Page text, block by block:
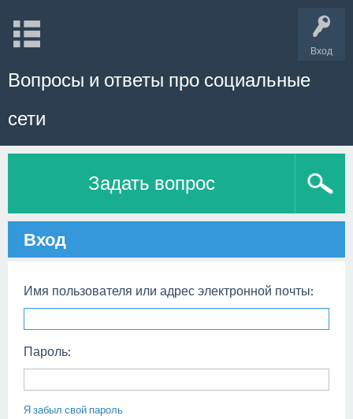
Вход
Вопросы и ответы про социальные
сети
Задать вопрос
Вход
Имя пользователя или адрес электронной почты:
Пароль:
Я забыл свой пароль